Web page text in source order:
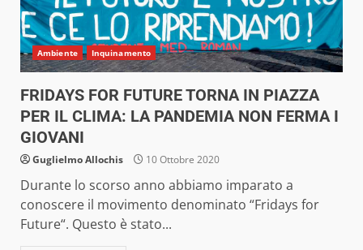
Ambiente Inquinamento
FRIDAYS FOR FUTURE TORNA IN PIAZZA
PER IL CLIMA: LA PANDEMIA NON FERMA I
GIOVANI
Guglielmo Allochis 10 Ottobre 2020
Durante lo scorso anno abbiamo imparato a
conoscere il movimento denominato “Fridays for
Future“. Questo è stato...